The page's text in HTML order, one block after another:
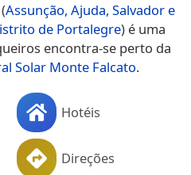
Assunção, Ajuda, Salvador e
de Portalegre) é uma
encontra-se perto da
Solar Monte Falcato.
Hotéis
Direções